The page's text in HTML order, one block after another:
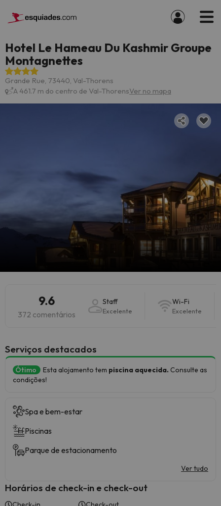
Hotel Le Hameau Du Kashmir Groupe
Montagnettes
Grande Rue, 73440, Val-Thorens
A 461.7 m do centro de Val-ThorensVer no mapa
9.6
372 comentários
Staff
Excelente
Wi-Fi
Excelente
Serviços destacados
Ótimo Esta alojamento tem piscina aquecida. Consulte as
condições!
Spa e bem-estar
Piscinas
Parque de estacionamento
Ver tudo
Horários de check-in e check-out